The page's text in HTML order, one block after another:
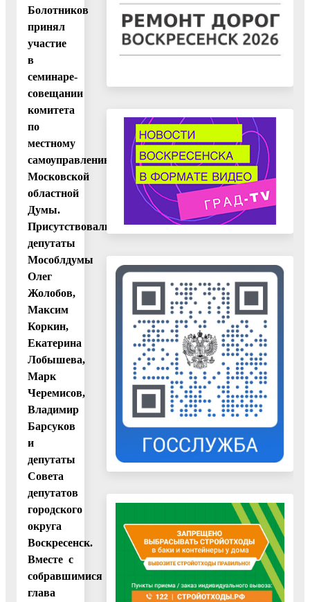
Болотников
принял
участие
в
семинаре-
совещании
комитета
по
местному
самоуправлению
Московской
областной
Думы.
Присутствовали
депутаты
Мособлдумы
Олег
Жолобов,
Максим
Коркин,
Екатерина
Лобышева,
Марк
Черемисов,
Владимир
Барсуков
и
депутаты
Совета
депутатов
городского
округа
Воскресенск.
Вместе с
собравшимися
глава